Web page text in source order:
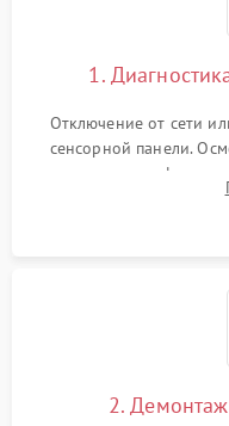
1.
Отключение от сети
сенсорной панели.
проверка конфорок
клиента о симптомах
2.